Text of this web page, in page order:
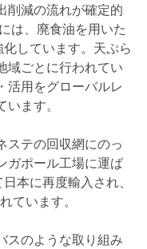
削減の流れが確定的
は、廃食油を用いた
しています。天ぷら
域ごとに行われてい
活用をグローバルレ
ます。
ステの回収網にのっ
ガポール工場に運ば
本に再度輸入され、
ています。
スのような取り組み